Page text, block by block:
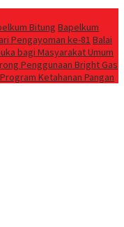
Bitung ‎Bapelkum
Pengayoman ke-81 Balai
bagi Masyarakat Umum
Penggunaan Bright Gas
Ketahanan Pangan